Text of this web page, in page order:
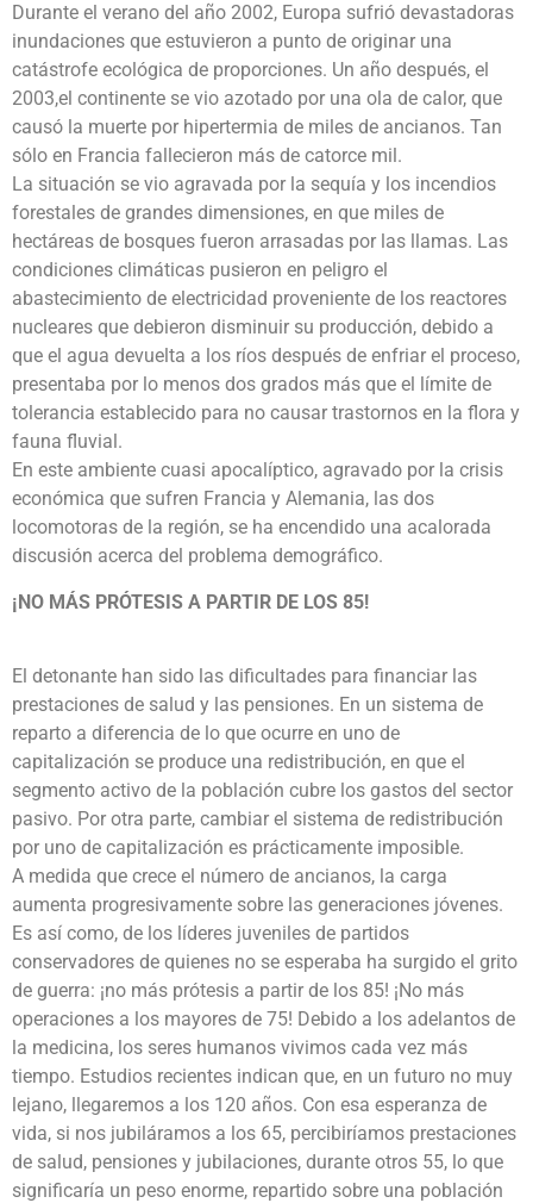
Durante el verano del año 2002, Europa sufrió devastadoras
inundaciones que estuvieron a punto de originar una
catástrofe ecológica de proporciones. Un año después, el
2003,el continente se vio azotado por una ola de calor, que
causó la muerte por hipertermia de miles de ancianos. Tan
sólo en Francia fallecieron más de catorce mil.
La situación se vio agravada por la sequía y los incendios
forestales de grandes dimensiones, en que miles de
hectáreas de bosques fueron arrasadas por las llamas. Las
condiciones climáticas pusieron en peligro el
abastecimiento de electricidad proveniente de los reactores
nucleares que debieron disminuir su producción, debido a
que el agua devuelta a los ríos después de enfriar el proceso,
presentaba por lo menos dos grados más que el límite de
tolerancia establecido para no causar trastornos en la flora y
fauna fluvial.
En este ambiente cuasi apocalíptico, agravado por la crisis
económica que sufren Francia y Alemania, las dos
locomotoras de la región, se ha encendido una acalorada
discusión acerca del problema demográfico.
¡NO MÁS PRÓTESIS A PARTIR DE LOS 85!
El detonante han sido las dificultades para financiar las
prestaciones de salud y las pensiones. En un sistema de
reparto a diferencia de lo que ocurre en uno de
capitalización se produce una redistribución, en que el
segmento activo de la población cubre los gastos del sector
pasivo. Por otra parte, cambiar el sistema de redistribución
por uno de capitalización es prácticamente imposible.
A medida que crece el número de ancianos, la carga
aumenta progresivamente sobre las generaciones jóvenes.
Es así como, de los líderes juveniles de partidos
conservadores de quienes no se esperaba ha surgido el grito
de guerra: ¡no más prótesis a partir de los 85! ¡No más
operaciones a los mayores de 75! Debido a los adelantos de
la medicina, los seres humanos vivimos cada vez más
tiempo. Estudios recientes indican que, en un futuro no muy
lejano, llegaremos a los 120 años. Con esa esperanza de
vida, si nos jubiláramos a los 65, percibiríamos prestaciones
de salud, pensiones y jubilaciones, durante otros 55, lo que
significaría un peso enorme, repartido sobre una población